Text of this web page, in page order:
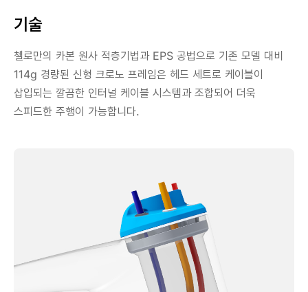
기술
첼로만의 카본 원사 적층기법과 EPS 공법으로 기존 모델 대비
114g 경량된 신형 크로노 프레임은 헤드 세트로 케이블이
삽입되는 깔끔한 인터널 케이블 시스템과 조합되어 더욱
스피드한 주행이 가능합니다.